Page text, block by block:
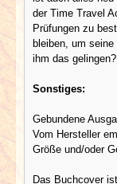
der Time Travel
Prüfungen zu
bleiben, um
ihm das gelingen?
Sonstiges:
Gebundene
Vom Hersteller
Größe und/oder
Das Buchcover